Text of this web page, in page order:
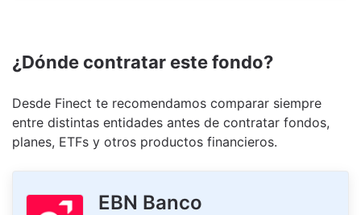
¿Dónde contratar este fondo?
Desde Finect te recomendamos comparar siempre
entre distintas entidades antes de contratar fondos,
planes, ETFs y otros productos financieros.
EBN Banco